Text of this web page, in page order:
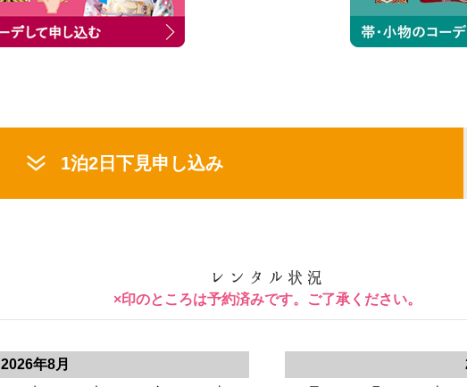
1泊2日下見申し込み
×印のところは予約済みです。ご了承ください。
2026年8月